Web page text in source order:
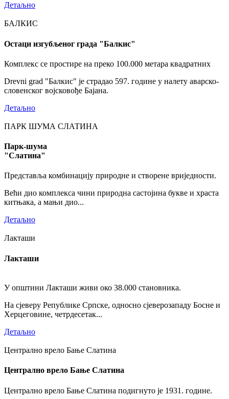
Детаљно
БАЛКИС
Остаци изгубљеног града "Балкис"
Комплекс се простире на преко 100.000 метара квадратних
Drevni grad "Балкис" је страдао 597. године у налету аварско-
словенског војсковође Бајана.
Детаљно
ПАРК ШУМА СЛАТИНА
Парк-шума
"Слатина"
Представља комбинацију природне и створене вриједности.
Већи дио комплекса чини природна састојина букве и храста
китњака, а мањи дио...
Детаљно
Лакташи
Лакташи
У општини Лакташи живи око 38.000 становника.
На сјеверу Републике Српске, односно сјеверозападу Босне и
Херцеговине, четрдесетак...
Детаљно
Централно врело Бање Слатина
Централно врело Бање Слатина
Централно врело Бање Слатина подигнуто је 1931. године.